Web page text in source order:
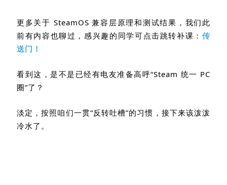
更多关于 SteamOS兼容层原理和测试结果，我们此
前有内容也聊过，感兴趣的同学可点击跳转补课： 传
送门！
看到这，是不是已经有电友准备高呼“Steam 统一 PC
圈”了？
淡定，按照咱们一贯“反转吐槽”的习惯，接下来该泼泼
冷水了。